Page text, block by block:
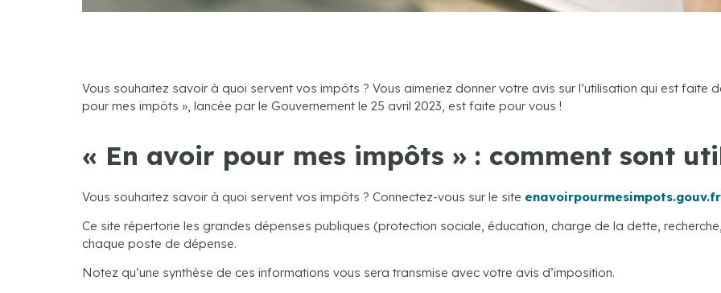
Vous souhaitez savoir à quoi servent vos impôts ? Vous aimeriez donner votre avis sur l’utilisation qui est faite
pour mes impôts », lancée par le Gouvernement le 25 avril 2023, est faite pour vous !
« En avoir pour mes impôts » : comment sont
Vous souhaitez savoir à quoi servent vos impôts ? Connectez-vous sur le site enavoirpourmesimpots.gouv.fr
Ce site répertorie les grandes dépenses publiques (protection sociale, éducation, charge de la dette,
chaque poste de dépense.
Notez qu’une synthèse de ces informations vous sera transmise avec votre avis d’imposition.